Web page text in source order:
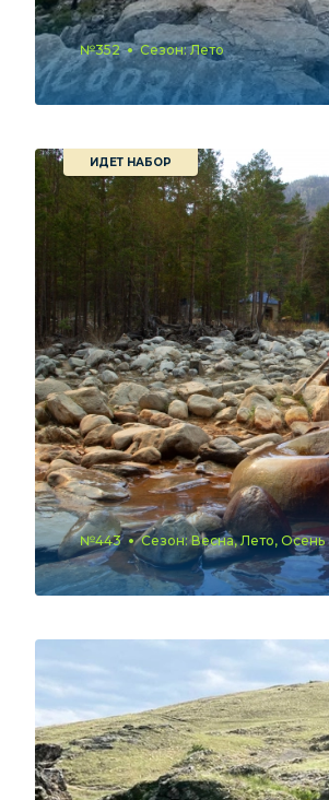
№352 Сезон: Лето
ИДЕТ НАБОР
№443 Сезон: Весна, Лето, Осень